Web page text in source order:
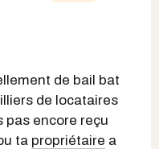
de bail bat
de locataires
pas encore reçu
ta propriétaire a